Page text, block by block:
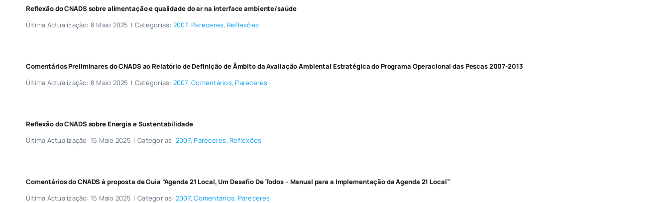
Reflexão do CNADS sobre alimentação e qualidade do ar na interface ambiente/saúde
Última Actualização: 8 Maio 2025 | Categorias: 2007,Pareceres, Reflexões
Comentários Preliminares do CNADS ao Relatório de Definição de Âmbito da Avaliação Ambiental Estratégica do Programa Operacional das Pescas 2007-2013
Última Actualização: 8 Maio 2025 | Categorias: 2007,Comentários,Pareceres
Reflexão do CNADS sobre Energia e Sustentabilidade
Última Actualização: 15 Maio 2025 | Categorias: 2007,Pareceres,Reflexões
Comentários do CNADS à proposta de Guia “Agenda 21 Local, Um Desafio De Todos – Manual para a Implementação da Agenda 21 Local”
Última Actualização: 15 Maio 2025 | Categorias: 2007,Comentários, Pareceres